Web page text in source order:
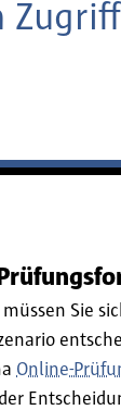
Sie
Online-
der